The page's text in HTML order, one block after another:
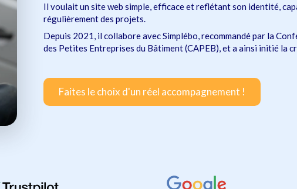
Il voulait un site web simple, efficace et reflétant son identité,
régulièrement des projets.
Depuis 2021, il collabore avec Simplébo, recommandé par la
des Petites Entreprises du Bâtiment (CAPEB), et a ainsi initié la
Faites le choix d'un réel accompagnement !